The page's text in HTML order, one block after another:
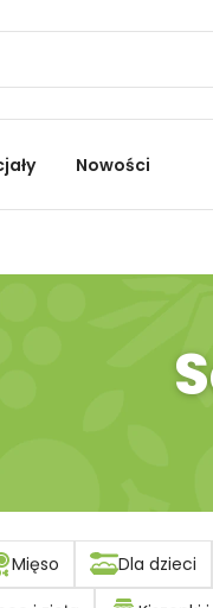
Nowości
Mięso Dla dzieci